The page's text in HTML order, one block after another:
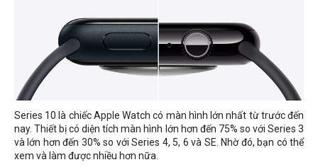
Series 10 là chiếc Apple Watch có màn hình lớn nhất từ trước đến
nay. Thiết bị có diện tích màn hình lớn hơn đến 75% so với Series 3
và lớn hơn đến 30% so với Series 4, 5, 6 và SE. Nhờ đó, bạn có thể
xem và làm được nhiều hơn nữa.